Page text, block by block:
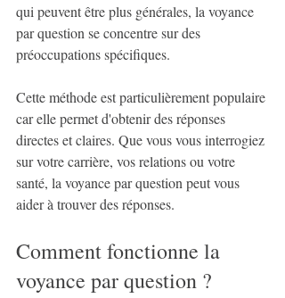
qui peuvent être plus générales, la voyance
par question se concentre sur des
préoccupations spécifiques.
Cette méthode est particulièrement populaire
car elle permet d'obtenir des réponses
directes et claires. Que vous vous interrogiez
sur votre carrière, vos relations ou votre
santé, la voyance par question peut vous
aider à trouver des réponses.
Comment fonctionne la
voyance par question ?